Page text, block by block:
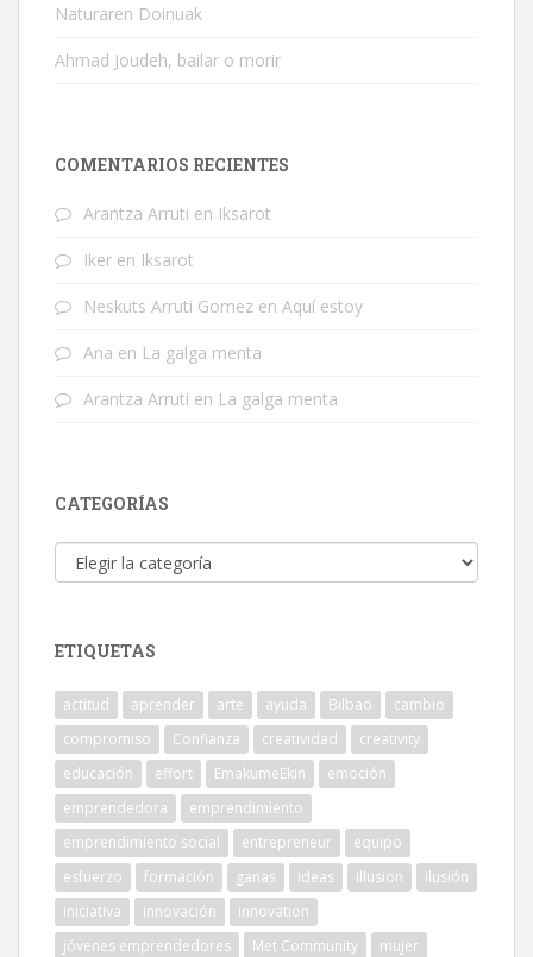
Naturaren Doinuak
Ahmad Joudeh, bailar o morir
COMENTARIOS RECIENTES
Arantza Arruti en Iksarot
Iker en Iksarot
Neskuts Arruti Gomez en Aquí estoy
Ana en La galga menta
Arantza Arruti en La galga menta
CATEGORÍAS
Categorías
ETIQUETAS
actitud aprender arte ayuda Bilbao
cambio
compromiso
Confianza creatividad
creativity
educación
effort EmakumeEkin
emoción
emprendedora
emprendimiento
emprendimiento social
entrepreneur
equipo
esfuerzo
formación ganas ideas illusion
ilusión
iniciativa
innovación
innovation
jóvenes emprendedores
Met Community
mujer